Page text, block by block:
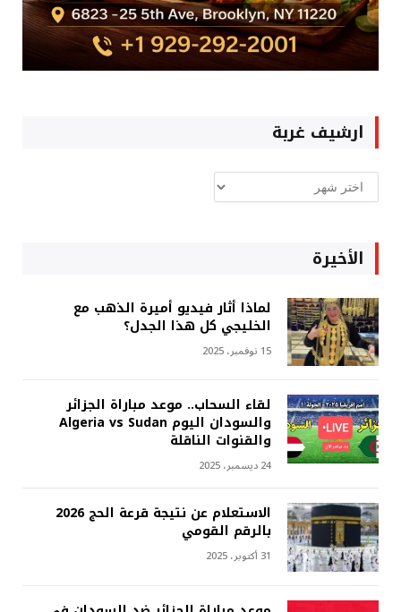
ارشيف غربة
ارشيف
غربة
الأخيرة
لماذا أثار فيديو أميرة الذهب مع
الخليجي كل هذا الجدل؟
15 نوفمبر، 2025
لقاء السحاب.. موعد مباراة الجزائر
والسودان اليوم Algeria vs Sudan
والقنوات الناقلة
24 ديسمبر، 2025
الاستعلام عن نتيجة قرعة الحج 2026
بالرقم القومي
31 أكتوبر، 2025